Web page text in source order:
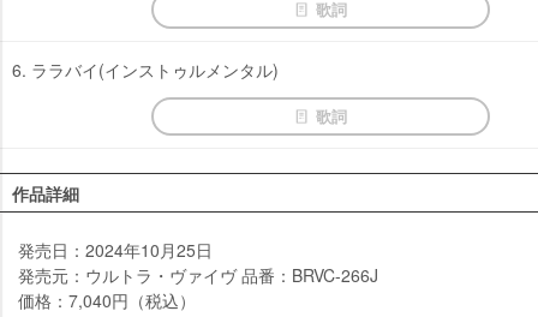
歌詞
6. ララバイ(インストゥルメンタル)
歌詞
作品詳細
発売日：2024年10月25日
発売元：ウルトラ・ヴァイヴ 品番：BRVC-266J
価格：7,040円（税込）